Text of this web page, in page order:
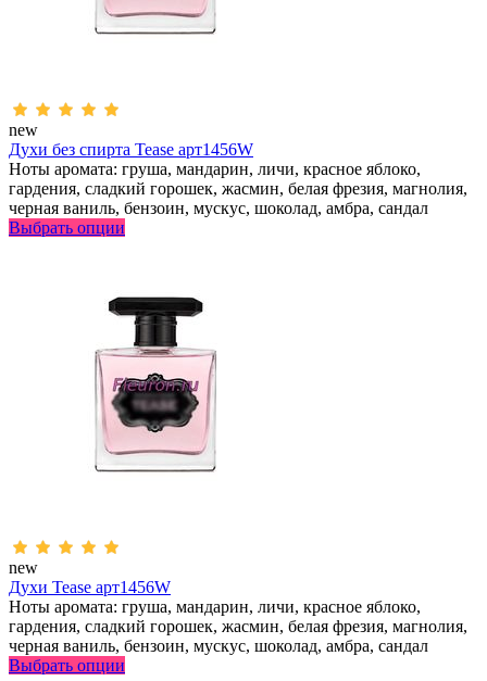
new
Духи без спирта Tease арт1456W
Ноты аромата: груша, мандарин, личи, красное яблоко,
гардения, сладкий горошек, жасмин, белая фрезия, магнолия,
черная ваниль, бензоин, мускус, шоколад, амбра, сандал
Выбрать опции
new
Духи Tease арт1456W
Ноты аромата: груша, мандарин, личи, красное яблоко,
гардения, сладкий горошек, жасмин, белая фрезия, магнолия,
черная ваниль, бензоин, мускус, шоколад, амбра, сандал
Выбрать опции